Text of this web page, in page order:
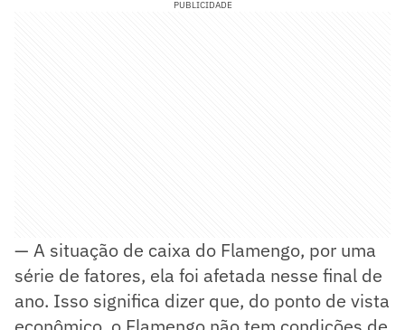
PUBLICIDADE
— A situação de caixa do Flamengo, por uma
série de fatores, ela foi afetada nesse final de
ano. Isso significa dizer que, do ponto de vista